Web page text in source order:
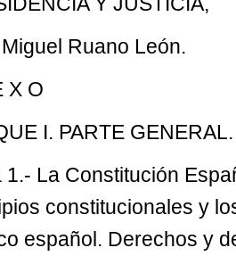
Ruano León.
X O
I. PARTE GENERAL.
1.- La Constitución
constitucionales y
español. Derechos y